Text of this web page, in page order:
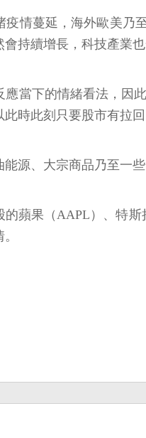
情蔓延，海外歐美
持續增長，科技產業也
當下的情緒看法，因
時此刻只要股市有拉
源、大宗商品乃至一
的蘋果（AAPL）、特